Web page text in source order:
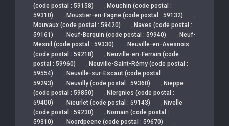
(code postal : 59158)
, Mouchin (code postal :
59310)
, Moustier-en-Fagne (code postal : 59132) ,
Mouvaux (code postal : 59420) , Naves (code postal :
59161)
, Neuf-Berquin (code postal : 59940) , Neuf-
Mesnil (code postal : 59330)
, Neuville-en-Avesnois
(code postal : 59218)
, Neuville-en-Ferrain (code
postal : 59960)
, Neuville-Saint-Rémy (code postal :
59554)
, Neuville-sur-Escaut (code postal :
59293)
, Neuvilly (code postal : 59360) , Nieppe
(code postal : 59850)
, Niergnies (code postal :
59400)
, Nieurlet (code postal : 59143) , Nivelle
(code postal : 59230)
, Nomain (code postal :
59310)
, Noordpeene (code postal : 59670) ,